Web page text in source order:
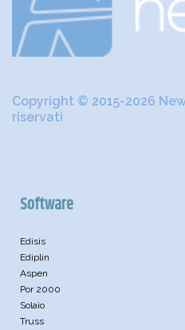
Copyright © 2015-2026
riservati
Software
Edisis
Ediplin
Aspen
Por 2000
Solaio
Truss